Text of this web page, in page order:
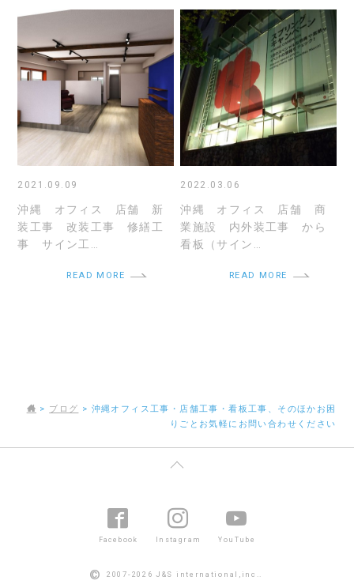
2021.09.09
沖縄 オフィス 店舗 新
装工事 改装工事 修繕工
事 サイン工…
READ MORE
2022.03.06
沖縄 オフィス 店舗 商
業施設 内外装工事 から
看板（サイン…
READ MORE
> ブログ > 沖縄オフィス工事・店舗工事・看板工事、そのほかお困
りごとお気軽にお問い合わせください
Facebook Instagram YouTube
© 2007-2026 J&S international,inc..